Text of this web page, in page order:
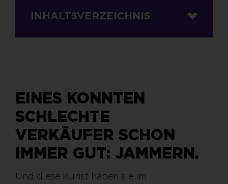
INHALTSVERZEICHNIS
EINES KONNTEN
SCHLECHTE
VERKÄUFER SCHON
IMMER GUT: JAMMERN.
Und diese Kunst haben sie im